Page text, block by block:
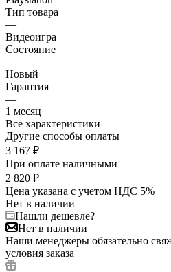
Тип товара
—
Видеоигра
Состояние
—
Новый
Гарантия
—
1 месяц
Все характеристики
Другие способы оплаты
3 167 ₽
При оплате наличными
2 820 ₽
Цена указана с учетом НДС 5%
Нет в наличии
Нашли дешевле?
Нет в наличии
Наши менеджеры обязательно
условия заказа